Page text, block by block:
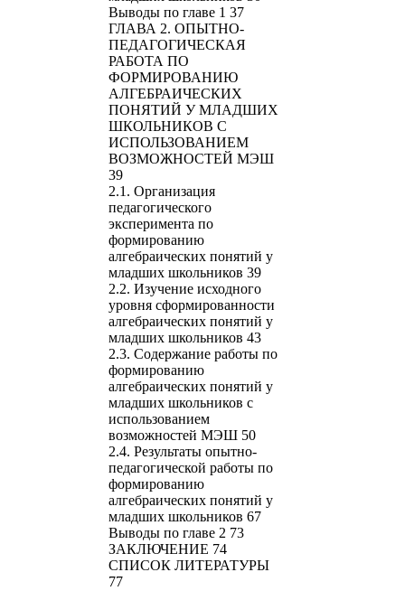
Выводы по главе 1 37
ГЛАВА 2. ОПЫТНО-
ПЕДАГОГИЧЕСКАЯ
РАБОТА ПО
ФОРМИРОВАНИЮ
АЛГЕБРАИЧЕСКИХ
ПОНЯТИЙ У МЛАДШИХ
ШКОЛЬНИКОВ С
ИСПОЛЬЗОВАНИЕМ
ВОЗМОЖНОСТЕЙ МЭШ
39
2.1. Организация
педагогического
эксперимента по
формированию
алгебраических понятий у
младших школьников 39
2.2. Изучение исходного
уровня сформированности
алгебраических понятий у
младших школьников 43
2.3. Содержание работы по
формированию
алгебраических понятий у
младших школьников с
использованием
возможностей МЭШ 50
2.4. Результаты опытно-
педагогической работы по
формированию
алгебраических понятий у
младших школьников 67
Выводы по главе 2 73
ЗАКЛЮЧЕНИЕ 74
СПИСОК ЛИТЕРАТУРЫ
77